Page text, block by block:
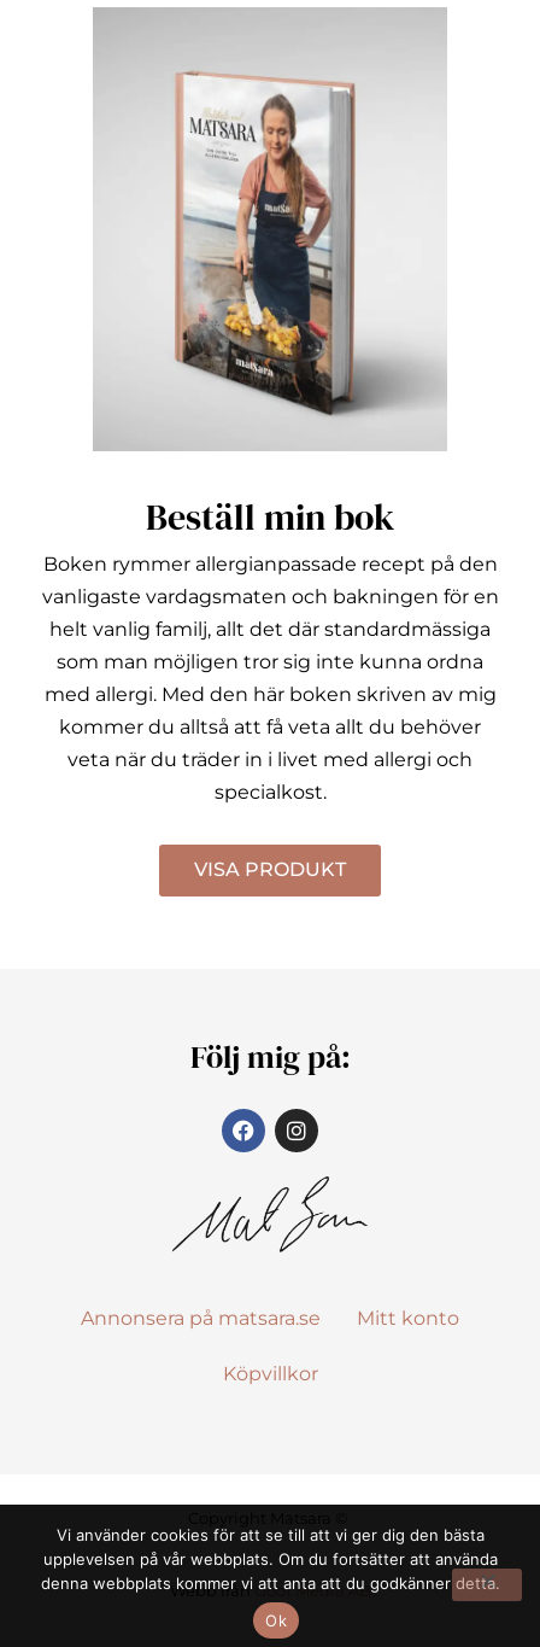
Beställ min bok
Boken rymmer allergianpassade recept på den
vanligaste vardagsmaten och bakningen för en
helt vanlig familj, allt det där standardmässiga
som man möjligen tror sig inte kunna ordna
med allergi. Med den här boken skriven av mig
kommer du alltså att få veta allt du behöver
veta när du träder in i livet med allergi och
specialkost.
VISA PRODUKT
Följ mig på:
Annonsera på matsara.se Mitt konto
Köpvillkor
Webb från Goot Media AB
Vi använder cookies för att se till att vi ger dig den bästa
upplevelsen på vår webbplats. Om du fortsätter att använda
denna webbplats kommer vi att anta att du godkänner detta.
Ok